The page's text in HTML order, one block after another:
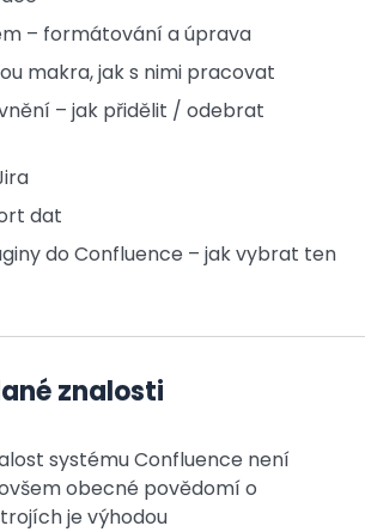
– formátování a úprava
makra, jak s nimi pracovat
– jak přidělit / odebrat
dat
do Confluence – jak vybrat ten
znalosti
systému Confluence není
obecné povědomí o
je výhodou